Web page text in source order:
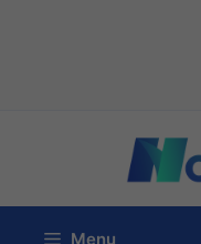
contenuto
Menu